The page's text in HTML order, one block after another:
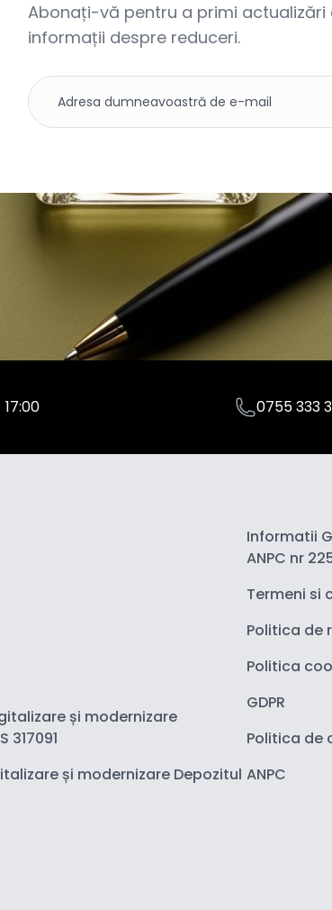
Abonați-vă pentru a primi
informații despre reduceri.
0755 333
și modernizare
317091
și modernizare Depozitul
Informatii
ANPC nr
Termeni si
Politica de
Politica
GDPR
Politica de
ANPC